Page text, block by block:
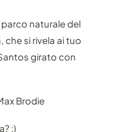
naturale del
che si rivela ai tuo
girato con
Brodie
:)